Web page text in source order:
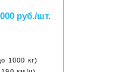
руб./шт.
1000 кг)